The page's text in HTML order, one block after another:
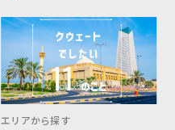
エリアから探す